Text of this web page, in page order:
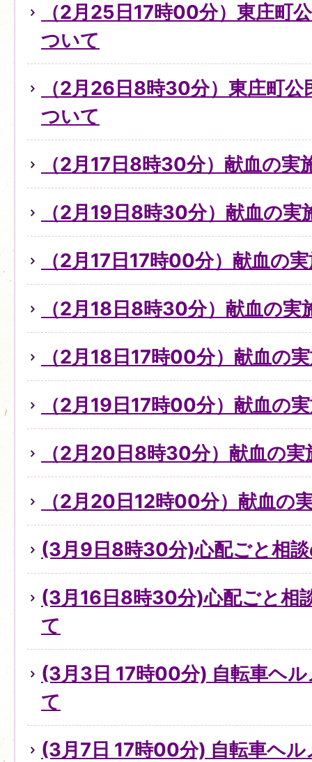
（2月25日17時00分）東庄町
ついて
（2月26日8時30分）東庄町
ついて
（2月17日8時30分）献血の実
（2月19日8時30分）献血の実
（2月17日17時00分）献血の
（2月18日8時30分）献血の実
（2月18日17時00分）献血の
（2月19日17時00分）献血の
（2月20日8時30分）献血の
（2月20日12時00分）献血の
(3月9日8時30分)心配ごと相
(3月16日8時30分)心配ごと相
て
(3月3日 17時00分) 自転車ヘ
て
(3月7日 17時00分) 自転車ヘ